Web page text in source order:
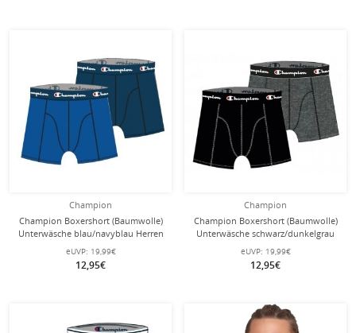
Champion
Champion Boxershort (Baumwolle)
Unterwäsche blau/navyblau Herren
- 2er Pack
eUVP: 19,99€
12,95€
Champion
Champion Boxershort (Baumwolle)
Unterwäsche schwarz/dunkelgrau
Herren - 2er Pack
eUVP: 19,99€
12,95€